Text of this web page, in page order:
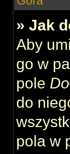
» Jak
Aby
go w
pole
do
pola w